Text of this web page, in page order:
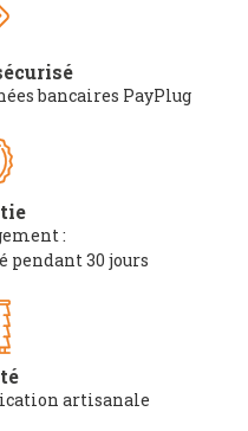
bancaires PayPlug
:
pendant 30 jours
artisanale